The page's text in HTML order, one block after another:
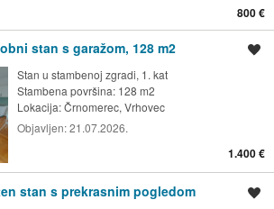
800 €
stan s garažom, 128 m2
Stan u stambenoj zgradi, 1. kat
Stambena površina: 128 m2
Lokacija:Črnomerec, Vrhovec
Objavljen:21.07.2026.
1.400 €
stan s prekrasnim pogledom